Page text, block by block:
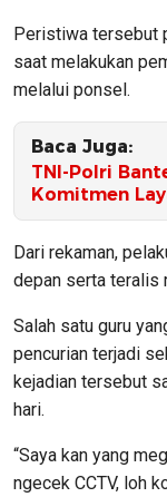
Peristiwa tersebut
saat melakukan
melalui ponsel.
Baca Juga:
TNI-Polri
Komitmen
Dari rekaman,
depan serta teralis
Salah satu guru
pencurian terjadi
kejadian tersebut
hari.
“Saya kan yang
ngecek CCTV, loh